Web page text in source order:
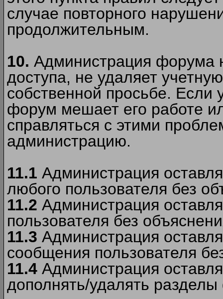
случае повторного
продолжительным.
10. Администрация форума
доступа, не удаляет
собственной просьбе. Если
форум мешает его работе
справляться с этими
администрацию.
11.1 Администрация
любого пользователя без
11.2 Администрация
пользователя без
11.3 Администрация
сообщения пользователя
11.4 Администрация
дополнять/удалять